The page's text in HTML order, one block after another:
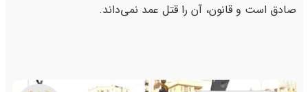
صادق است و قانون، آن را قتل عمد نمی‌داند.